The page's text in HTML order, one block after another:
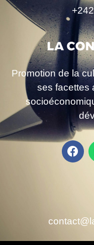
Promotion de la
ses facettes